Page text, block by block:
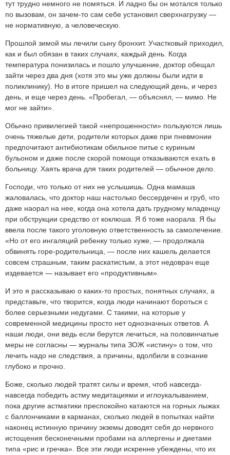
тут трудно немного не помяться. И ладно бы он мотался только
по вызовам, он зачем-то сам себе установил сверхнагрузку —
не нормативную, а человеческую.
Прошлой зимой мы лечили сыну бронхит. Участковый приходил,
как и был обязан в таких случаях, каждый день. Когда
температура понизилась и пошло улучшение, доктор обещал
зайти через два дня (хотя это мы уже должны были идти в
поликлинику). Но в итоге пришел на следующий день, и через
день, и еще через день. «Пробегал, — объяснял, — мимо. Не
мог не зайти».
Обычно привилегией такой «непрошенности» пользуются лишь
очень тяжелые дети, родители которых даже при пневмонии
предпочитают антибиотикам обильное питье с куриным
бульоном и даже после скорой помощи отказываются ехать в
больницу. Хаять врача для таких родителей — обычное дело.
Господи, что только от них не услышишь. Одна мамаша
жаловалась, что доктор наш настолько бессердечен и груб, что
даже наорал на нее, когда она хотела дать грудному младенцу
при обструкции средство от коклюша. Я б тоже наорала. Я бы
ввела после такого уголовную ответственность за самолечение.
«Но от его ингаляций ребенку только хуже, — продолжала
обвинять горе-родительница, — после них кашель делается
совсем страшным, таким раскатистым, а этот недоврач еще
издевается — называет его «продуктивным».
И это я рассказываю о каких-то простых, понятных случаях, а
представьте, что творится, когда люди начинают бороться с
более серьезными недугами. С такими, на которые у
современной медицины просто нет однозначных ответов. А
наши люди, они ведь если берутся лечиться, на половинчатые
меры не согласны — журналы типа ЗОЖ «истину» о том, что
лечить надо не следствия, а причины, вдолбили в сознание
глубоко и прочно.
Боже, сколько людей тратят силы и время, чтоб навсегда-
навсегда победить астму медитациями и иглоукалыванием,
пока другие астматики преспокойно катаются на горных лыжах
с баллончиками в карманах, сколько людей в попытках найти
наконец истинную причину экземы доводят себя до нервного
истощения бесконечными пробами на аллергены и диетами
типа «рис и гречка». Все эти люди искренне убеждены, что их